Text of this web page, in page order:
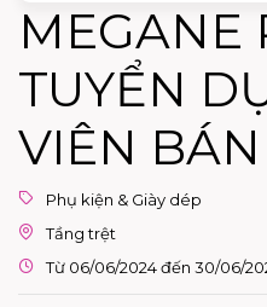
MEGANE
TUYỂN
VIÊN
Phụ kiện & Giày dép
Tầng trệt
Từ 06/06/2024 đến 30/06/